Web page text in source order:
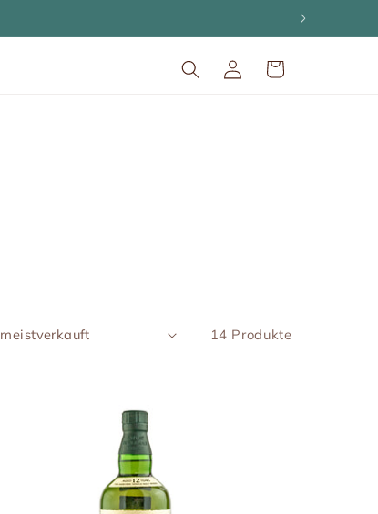
EinloggenWarenkorb
14 Produkte